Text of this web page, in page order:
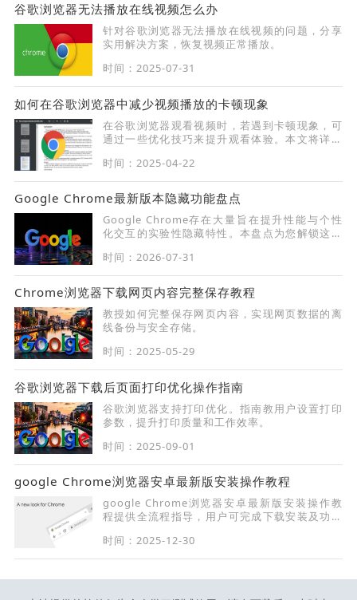
谷歌浏览器无法播放在线视频怎么办
针对谷歌浏览器无法播放在线视频的问题，分享
实用解决方案，恢复视频正常播放。
时间：2025-07-31
如何在谷歌浏览器中减少视频播放的卡顿现象
在谷歌浏览器观看视频时，若遇到卡顿现象，可
通过一些优化技巧来提升观看体验。本文将详细
法，包括调整设置、优化网络等方面，助您流畅
观看视频。
时间：2025-04-22
Google Chrome最新版本隐藏功能盘点
Google Chrome存在大量旨在提升性能与个性
化交互的实验性隐藏特性。本盘点为您解锁这些
挖掘浏览器的底层响应效能与交互灵活性。
时间：2026-07-31
Chrome浏览器下载网页内容完整保存教程
教授如何完整保存网页内容，实现网页数据的离
线备份与安全存储。
时间：2025-05-29
谷歌浏览器下载后页面打印优化操作指南
谷歌浏览器支持打印优化。指南教用户设置打印
参数，提升打印质量和工作效率。
时间：2025-09-01
google Chrome浏览器安卓最新版安装操作教程
google Chrome浏览器安卓最新版安装操作教
程提供全流程指导，用户可完成下载安装及功能
时间：2025-12-30